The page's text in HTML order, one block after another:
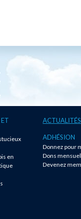
en
ACTUALITÉS
ADHÉSION
Donnez pour
Dons
Devenez